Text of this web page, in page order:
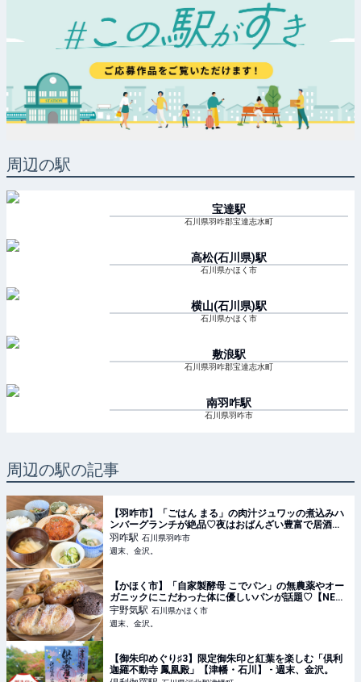
周辺の駅
宝達駅
石川県羽咋郡宝達志水町
高松(石川県)駅
石川県かほく市
横山(石川県)駅
石川県かほく市
敷浪駅
石川県羽咋郡宝達志水町
南羽咋駅
石川県羽咋市
周辺の駅の記事
【羽咋市】「ごはん まる」の肉汁ジュワッの煮込みハ
ンバーグランチが絶品♡夜はおばんざい豊富で居酒屋
使いにも【NEW OPEN】 - 週末、金沢。
羽咋駅 石川県羽咋市
週末、金沢。
【かほく市】「自家製酵母 こでパン」の無農薬やオー
ガニックにこだわった体に優しいパンが話題♡【NEW
OPEN】 - 週末、金沢。
宇野気駅 石川県かほく市
週末、金沢。
【御朱印めぐり♯3】限定御朱印と紅葉を楽しむ「倶利
迦羅不動寺 鳳凰殿」【津幡・石川】 - 週末、金沢。